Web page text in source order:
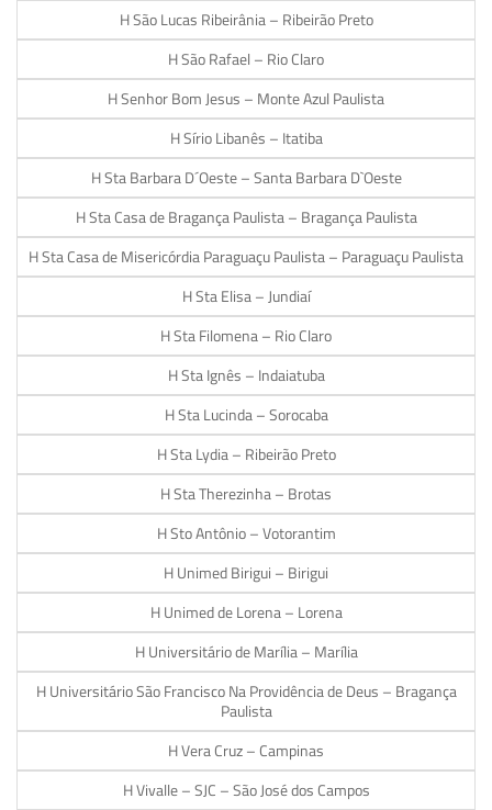
H São Lucas Ribeirânia – Ribeirão Preto
H São Rafael – Rio Claro
H Senhor Bom Jesus – Monte Azul Paulista
H Sírio Libanês – Itatiba
H Sta Barbara D´Oeste – Santa Barbara D`Oeste
H Sta Casa de Bragança Paulista – Bragança Paulista
H Sta Casa de Misericórdia Paraguaçu Paulista – Paraguaçu Paulista
H Sta Elisa – Jundiaí
H Sta Filomena – Rio Claro
H Sta Ignês – Indaiatuba
H Sta Lucinda – Sorocaba
H Sta Lydia – Ribeirão Preto
H Sta Therezinha – Brotas
H Sto Antônio – Votorantim
H Unimed Birigui – Birigui
H Unimed de Lorena – Lorena
H Universitário de Marília – Marília
H Universitário São Francisco Na Providência de Deus – Bragança
Paulista
H Vera Cruz – Campinas
H Vivalle – SJC – São José dos Campos